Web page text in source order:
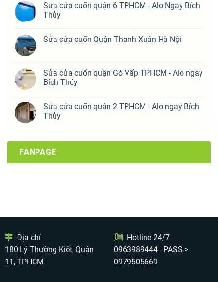
Sửa cửa cuốn quận 6 TPHCM - Alo Ngay Bích
Thủy
Sửa cửa cuốn Quận Thanh Xuân Hà Nội
Sửa cửa cuốn quận Gò Vấp TPHCM - Alo ngay
Bích Thủy
Sửa cửa cuốn quận 2 TPHCM - Alo ngay Bích
Thủy
FANPAGE
Địa chỉ
180 Lý Thường Kiệt, Quận
11, TPHCM
Hotline 24/7
0963989444 - PASS->
0979505669